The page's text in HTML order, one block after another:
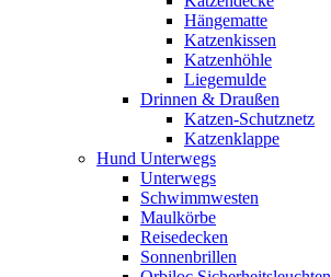
Hängematte
Katzenkissen
Katzenhöhle
Liegemulde
Drinnen & Draußen
Katzen-Schutznetz
Katzenklappe
Hund Unterwegs
Unterwegs
Schwimmwesten
Maulkörbe
Reisedecken
Sonnenbrillen